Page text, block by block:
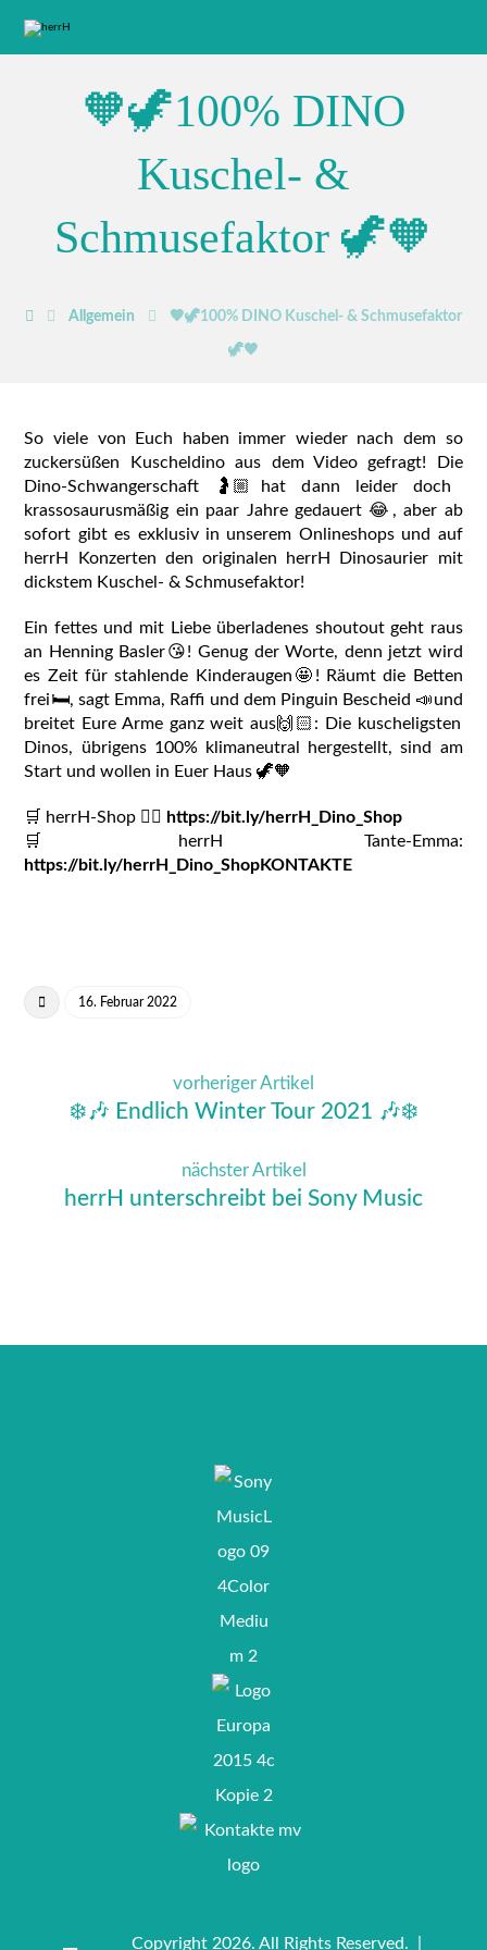
🧡🦖100% DINO
Kuschel- &
Schmusefaktor 🦖🧡
Allgemein 🧡🦖100% DINO Kuschel- & Schmusefaktor
🦖🧡
So viele von Euch haben immer wieder nach dem so
zuckersüßen Kuscheldino aus dem Video gefragt! Die
Dino-Schwangerschaft 🤰🏼hat dann leider doch
krassosaurusmäßig ein paar Jahre gedauert 😂, aber ab
sofort gibt es exklusiv in unserem Onlineshops und auf
herrH Konzerten den originalen herrH Dinosaurier mit
dickstem Kuschel- & Schmusefaktor!
Ein fettes und mit Liebe überladenes shoutout geht raus
an Henning Basler😘! Genug der Worte, denn jetzt wird
es Zeit für stahlende Kinderaugen🤩! Räumt die Betten
frei🛏, sagt Emma, Raffi und dem Pinguin Bescheid 📣und
breitet Eure Arme ganz weit aus🙌🏻: Die kuscheligsten
Dinos, übrigens 100% klimaneutral hergestellt, sind am
Start und wollen in Euer Haus 🦖🧡
🛒 herrH-Shop 👉🏻
https://bit.ly/herrH_Dino_Shop
🛒herrH Tante-Emma:
https://bit.ly/herrH_Dino_ShopKONTAKTE
16. Februar 2022
vorheriger Artikel
❄️🎶 Endlich Winter Tour 2021 🎶❄️
nächster Artikel
herrH unterschreibt bei Sony Music
Copyright 2026. All Rights Reserved. |